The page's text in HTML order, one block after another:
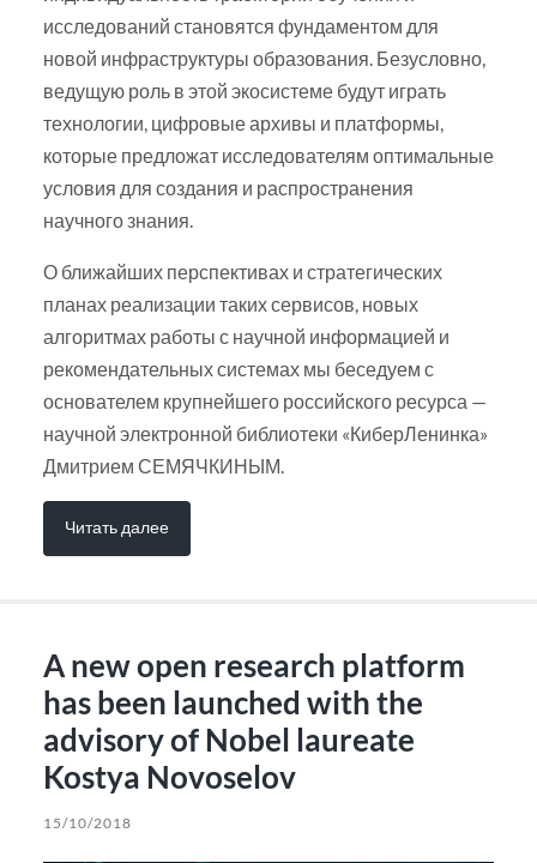
исследований становятся фундаментом для
новой инфраструктуры образования. Безусловно,
ведущую роль в этой экосистеме будут играть
технологии, цифровые архивы и платформы,
которые предложат исследователям оптимальные
условия для создания и распространения
научного знания.
О ближайших перспективах и стратегических
планах реализации таких сервисов, новых
алгоритмах работы с научной информацией и
рекомендательных системах мы беседуем с
основателем крупнейшего российского ресурса —
научной электронной библиотеки «КиберЛенинка»
Дмитрием СЕМЯЧКИНЫМ.
Читать далее
A new open research platform
has been launched with the
advisory of Nobel laureate
Kostya Novoselov
15/10/2018